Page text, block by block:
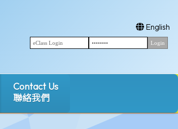
English
Contact Us
聯絡我們